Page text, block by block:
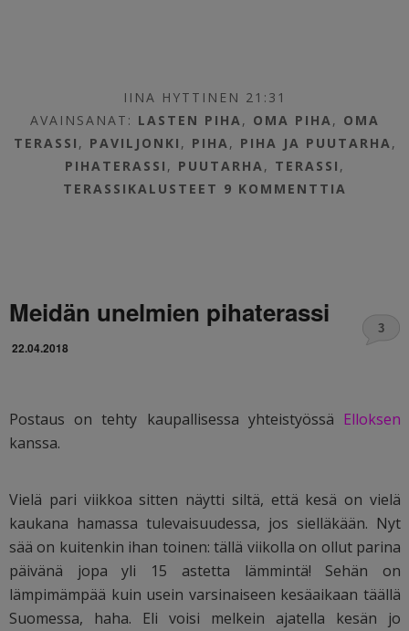
IINA HYTTINEN 21:31
AVAINSANAT: LASTEN PIHA, OMA PIHA, OMA
TERASSI , PAVILJONKI , PIHA, PIHA JA PUUTARHA,
PIHATERASSI , PUUTARHA, TERASSI ,
TERASSIKALUSTEET 9 KOMMENTTIA
Meidän unelmien pihaterassi
22.04.2018
3
Postaus on tehty kaupallisessa yhteistyössä Elloksen
kanssa.
Vielä pari viikkoa sitten näytti siltä, että kesä on vielä
kaukana hamassa tulevaisuudessa, jos sielläkään. Nyt
sää on kuitenkin ihan toinen: tällä viikolla on ollut parina
päivänä jopa yli 15 astetta lämmintä! Sehän on
lämpimämpää kuin usein varsinaiseen kesäaikaan täällä
Suomessa, haha. Eli voisi melkein ajatella kesän jo